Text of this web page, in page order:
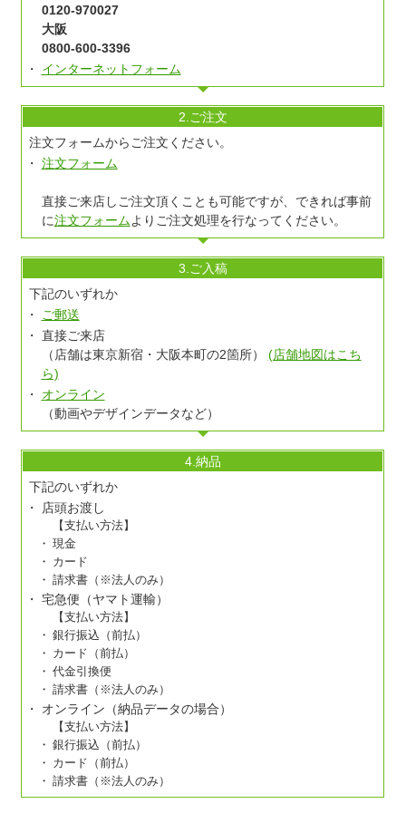
0120-970027
大阪
0800-600-3396
インターネットフォーム
2.ご注文
注文フォームからご注文ください。
注文フォーム
直接ご来店しご注文頂くことも可能ですが、できれば事前
に注文フォームよりご注文処理を行なってください。
3.ご入稿
下記のいずれか
ご郵送
直接ご来店
（店舗は東京新宿・大阪本町の2箇所） (店舗地図はこち
ら)
オンライン
（動画やデザインデータなど）
4.納品
下記のいずれか
店頭お渡し
【支払い方法】
現金
カード
請求書（※法人のみ）
宅急便（ヤマト運輸）
【支払い方法】
銀行振込（前払）
カード（前払）
代金引換便
請求書（※法人のみ）
オンライン（納品データの場合）
【支払い方法】
銀行振込（前払）
カード（前払）
請求書（※法人のみ）